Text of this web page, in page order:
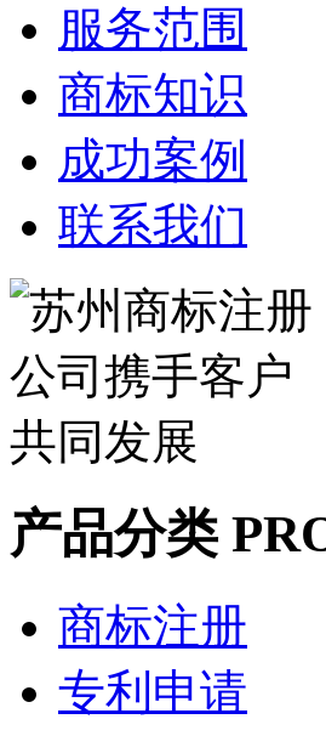
服务范围
商标知识
成功案例
联系我们
产品分类
商标注册
专利申请